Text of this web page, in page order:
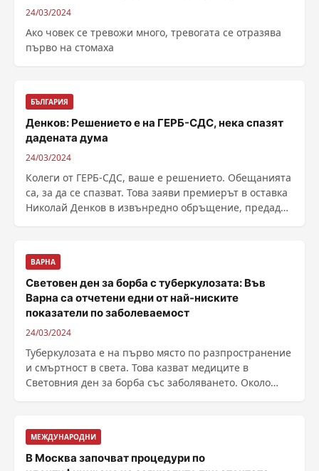
24/03/2024
Ако човек се тревожи много, тревогата се отразява
първо на стомаха
БЪЛГАРИЯ
Денков: Решението е на ГЕРБ-СДС, нека спазят
дадената дума
24/03/2024
Колеги от ГЕРБ-СДС, ваше е решението. Обещанията
са, за да се спазват. Това заяви премиерът в оставка
Николай Денков в извънредно обръщение, предаде
ВАРНА
Световен ден за борба с туберкулозата: Във
Варна са отчетени едни от най-ниските
показатели по заболеваемост
24/03/2024
Туберкулозата е на първо място по разпространение
и смъртност в света. Това казват медиците в
Световния ден за борба със заболяването. Около
МЕЖДУНАРОДНИ
В Москва започват процедури по